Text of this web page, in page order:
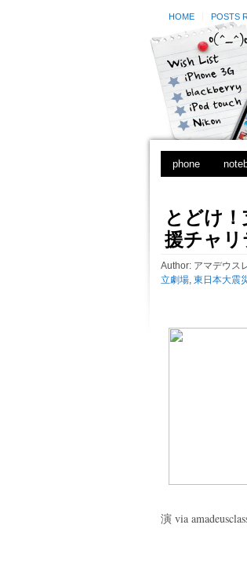
HOME POSTS
phone
とどけ
援チャリ
Author: アマデウス
立劇場, 東日本大震
演 via